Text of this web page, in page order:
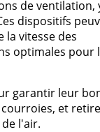
de ventilation,
dispositifs
vitesse des
optimales pour
garantir leur
et
l'air.